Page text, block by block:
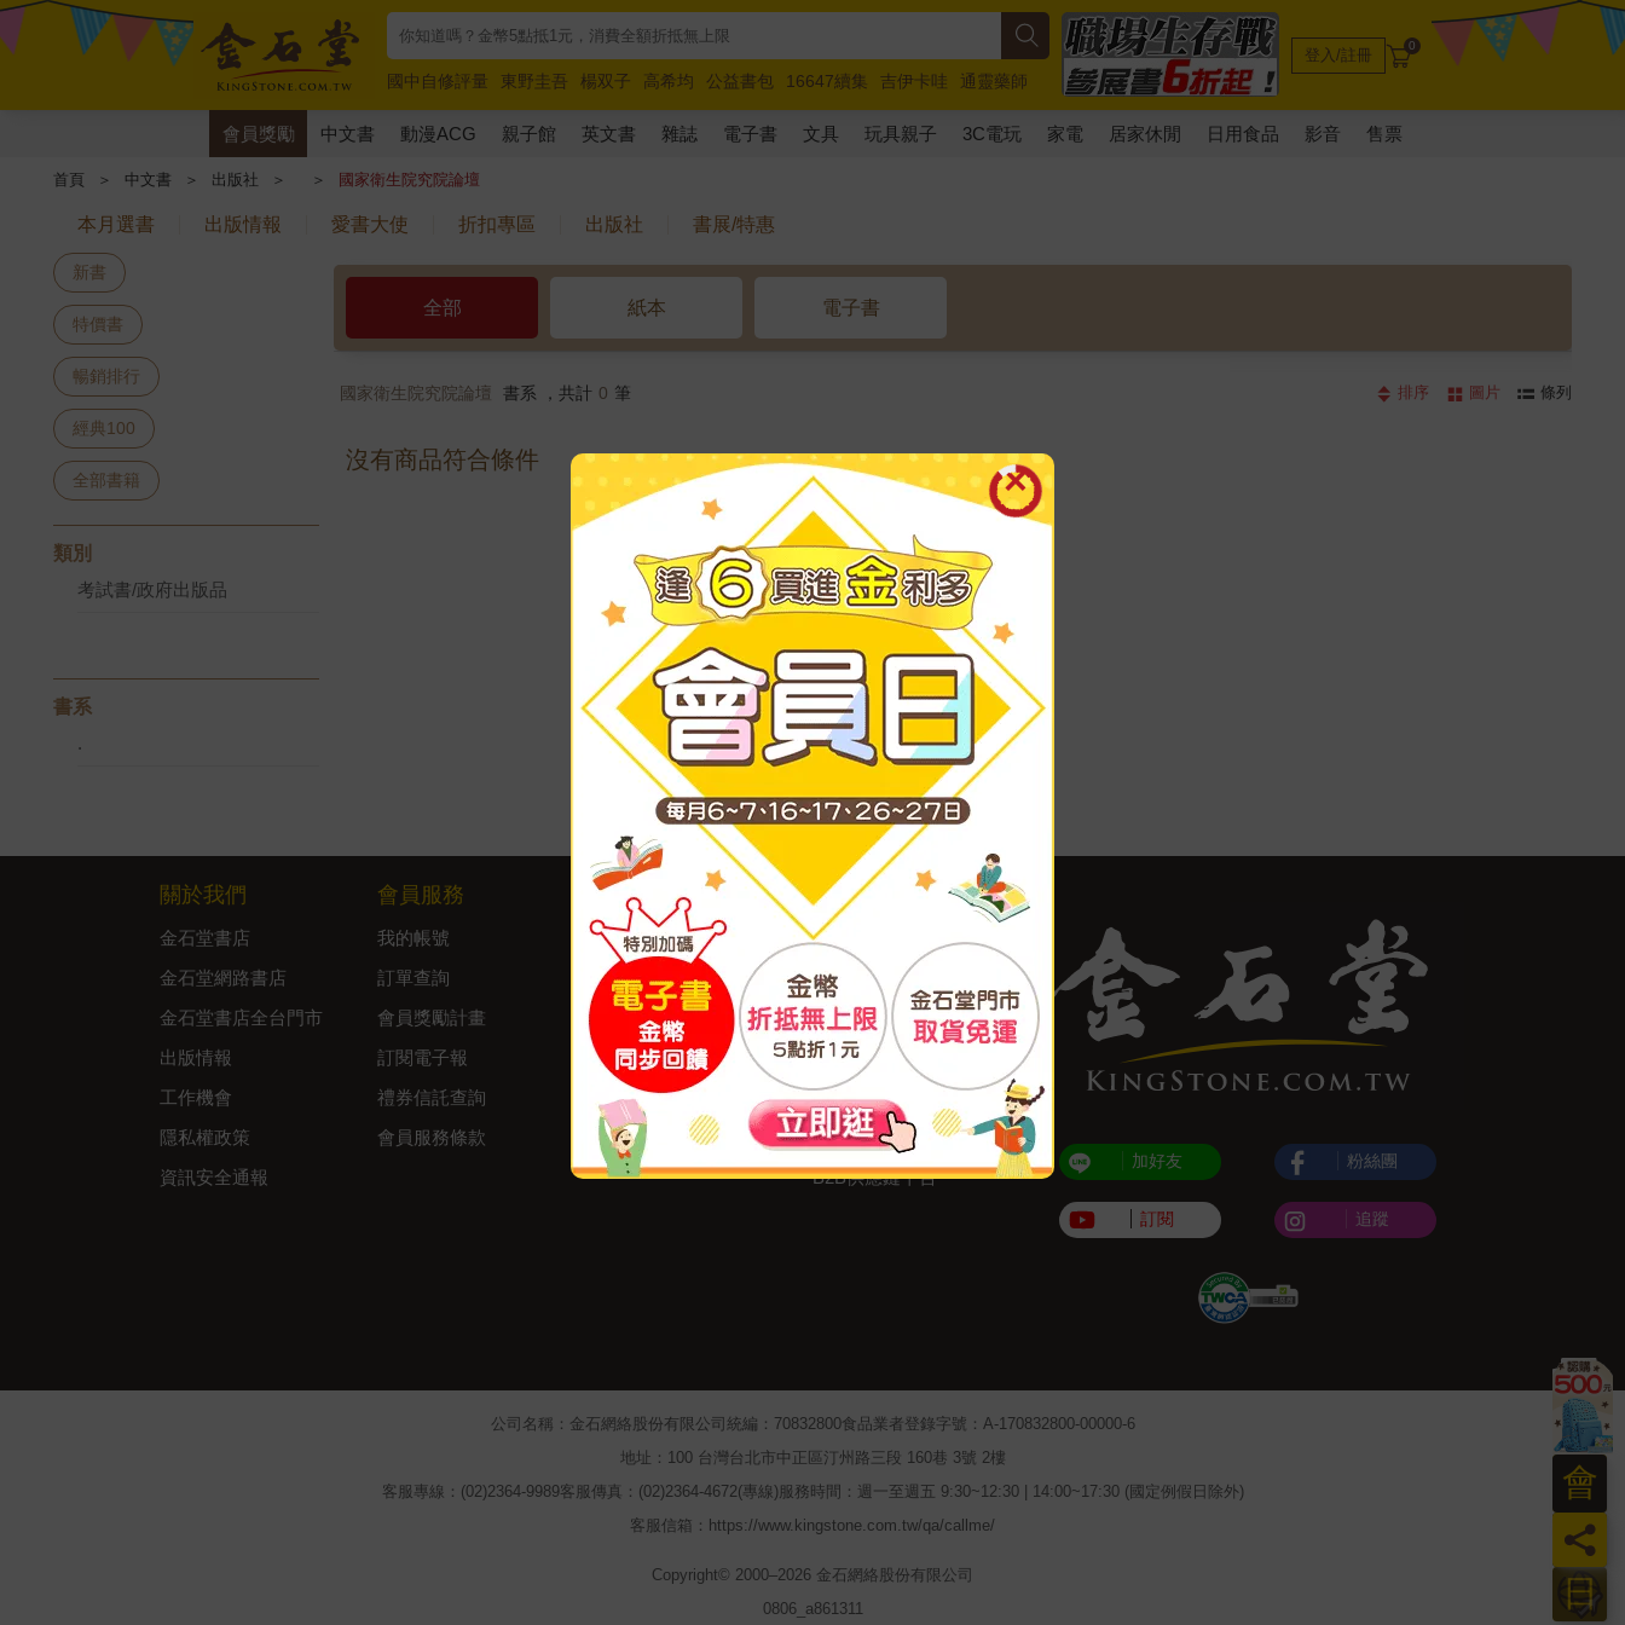
國中自修評量 東野圭吾 楊双子 高希均 公益書包 16647續集 吉伊卡哇
通靈藥師
唯紅花綻放
奧德賽 路邊攤新作 馬斯克 玩具總動員5 超慢跑
登入/註冊 0
會員獎勵 中文書 動漫ACG 親子館 英文書 雜誌 電子書 文具 玩具親子 3C電玩 家電 居家休閒 日用食品 影音 售票
首頁 ＞ 中文書 ＞ 出版社 ＞ ＞ 國家衛生院究院論壇
本月選書 出版情報 愛書大使 折扣專區 出版社 書展/特惠
新書
特價書
暢銷排行
經典100
全部書籍
類別
考試書/政府出版品
書系
.
全部 紙本 電子書
國家衛生院究院論壇 書系 ，共計 0 筆 排序 圖片 條列
沒有商品符合條件
日
員
會
關於我們
金石堂書店
金石堂網路書店
金石堂書店全台門市
出版情報
工作機會
隱私權政策
資訊安全通報
會員服務
我的帳號
訂單查詢
會員獎勵計畫
訂閱電子報
禮券信託查詢
會員服務條款
客服中心
購物說明
付款方式
寄送方式
售後服務
聯絡我們
網站公告
合作與服務
異業合作
我要成為供應商
廣告合作
分紅大聯盟
大量採購
福利平台
B2B供應鏈平台
加好友
訂閱
粉絲團
追蹤
公司名稱：金石網絡股份有限公司 統編：70832800食品業者登錄字號：A-170832800-00000-6
地址：100 台灣台北市中正區汀州路三段 160巷 3號 2樓
客服專線：(02)2364-9989客服傳真：(02)2364-4672(專線) 服務時間：週一至週五 9:30~12:30 | 14:00~17:30 (國定例假日除外)
客服信箱：https://www.kingstone.com.tw/qa/callme/
Copyright© 2000–2026 金石網絡股份有限公司
0806_a861311